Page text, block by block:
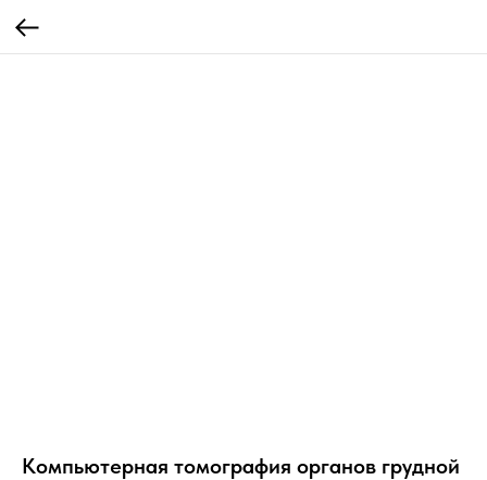
Компьютерная томография органов грудной